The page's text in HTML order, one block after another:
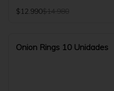
$12.990$14.980
Onion Rings 10 Unidades